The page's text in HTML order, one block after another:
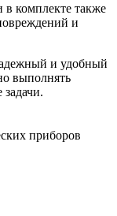
в комплекте также
и
и удобный
выполнять
приборов